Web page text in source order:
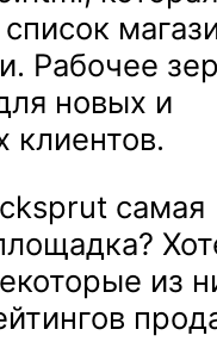
Рабочее
новых и
клиентов.
самая
из